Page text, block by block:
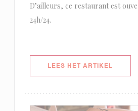
D’ailleurs, ce restaurant est
24h/24.
LEES HET ARTIKEL